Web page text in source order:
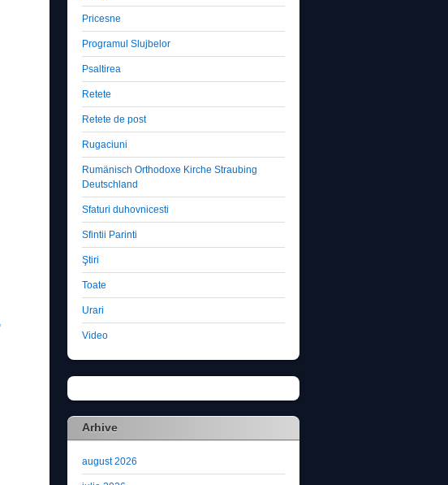
Pricesne
Programul Slujbelor
Psaltirea
Retete
Retete de post
Rugaciuni
Rumänisch Orthodoxe Kirche Straubing
Deutschland
Sfaturi duhovnicesti
Sfintii Parinti
Ştiri
Toate
Urari
Video
Arhive
august 2026